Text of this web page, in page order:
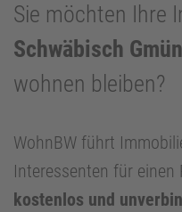
Sie möchten Ihre
Schwäbisch
wohnen bleiben?
WohnBW führt
Interessenten für einen
kostenlos und